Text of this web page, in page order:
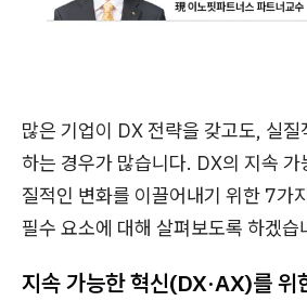
많은 기업이 DX 전략을 갖고도, 실질
하는 경우가 많습니다. DX의 지속 가
질적인 변화를 이끌어내기 위한 7가
필수 요소에 대해 살펴보도록 하겠습
지속 가능한 혁신(DX·AX)를 위